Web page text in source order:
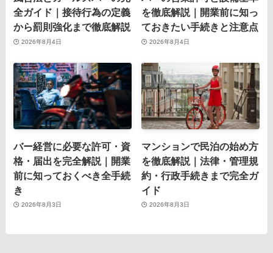
全ガイド｜接待行為の定義
から罰則強化まで徹底解説
2026年8月4日
を徹底解説｜開業前に知っ
ておきたい手続きと注意点
2026年8月4日
バー経営に必要な許可・資
格・届出を完全解説｜開業
前に知っておくべき全手続
き
2026年8月3日
マンションで民泊の始め方
を徹底解説｜法律・管理規
約・行政手続きまで完全ガ
イド
2026年8月3日